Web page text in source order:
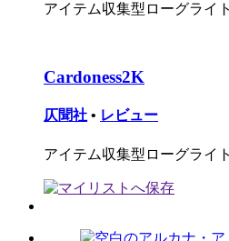
アイテム収集型ローグライ
Cardoness2K
仄聞社 • レビュー
アイテム収集型ローグライ